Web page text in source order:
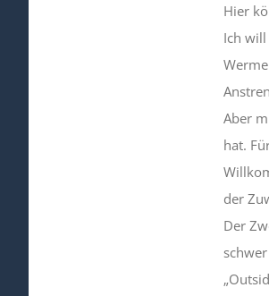
Hier
Ich
Aber
hat.
der
Der